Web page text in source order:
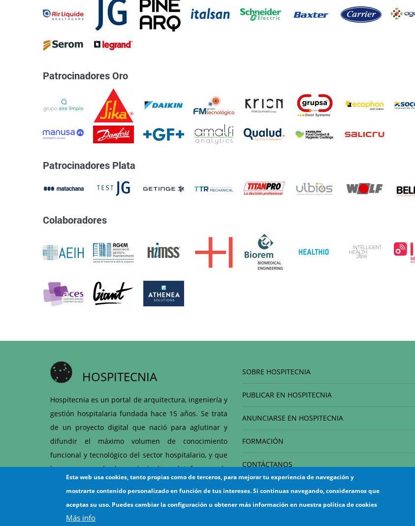
Patrocinadores Oro
Patrocinadores Plata
Colaboradores
HOSPITECNIA
Hospitecnia es un portal de arquitectura, ingeniería y
gestión hospitalaria fundada hace 15 años. Se trata
de un proyecto digital que nació para aglutinar y
difundir el máximo volumen de conocimiento
funcional y tecnológico del sector hospitalario, y que
hoy es una de las principales plataformas de
articulación entre hospitales y proveedores del
ámbito sanitario.
SOBRE HOSPITECNIA
PUBLICAR EN HOSPITECNIA
ANUNCIARSE EN HOSPITECNIA
FORMACIÓN
CONTÁCTANOS
Esta web usa cookies, tanto propias como de terceros, para mejorar tu experiencia de navegación y
mostrarte contenido personalizado en función de tus intereses. Si continuas navegando, consideramos que
aceptas su uso. Puedes cambiar la configuración u obtener más información en nuestra política de cookies
Más info